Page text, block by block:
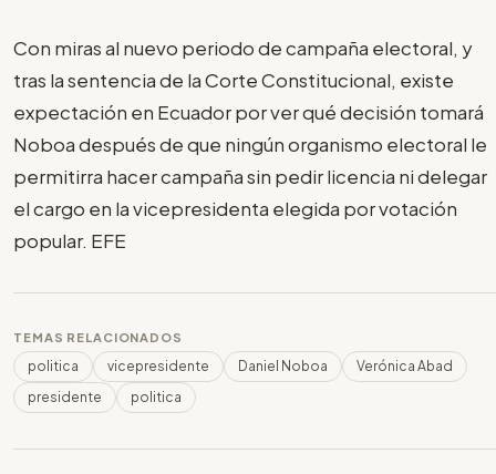
Con miras al nuevo periodo de campaña electoral, y
tras la sentencia de la Corte Constitucional, existe
expectación en Ecuador por ver qué decisión tomará
Noboa después de que ningún organismo electoral le
permitirra hacer campaña sin pedir licencia ni delegar
el cargo en la vicepresidenta elegida por votación
popular. EFE
TEMAS RELACIONADOS
politica vicepresidente Daniel Noboa
Verónica Abad
presidente
politica